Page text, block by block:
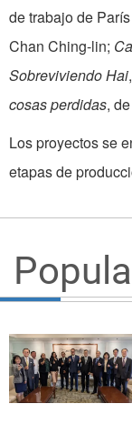
de trabajo de
Chan Ching-lin;
Sobreviviendo Hai
cosas perdidas,
Los proyectos se
etapas de